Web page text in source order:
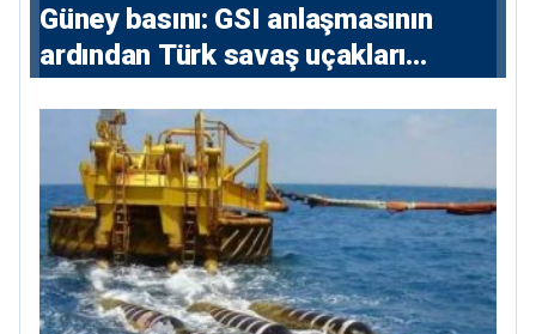
Güney basını: ⁠GSI anlaşmasının
ardından Türk savaş uçakları